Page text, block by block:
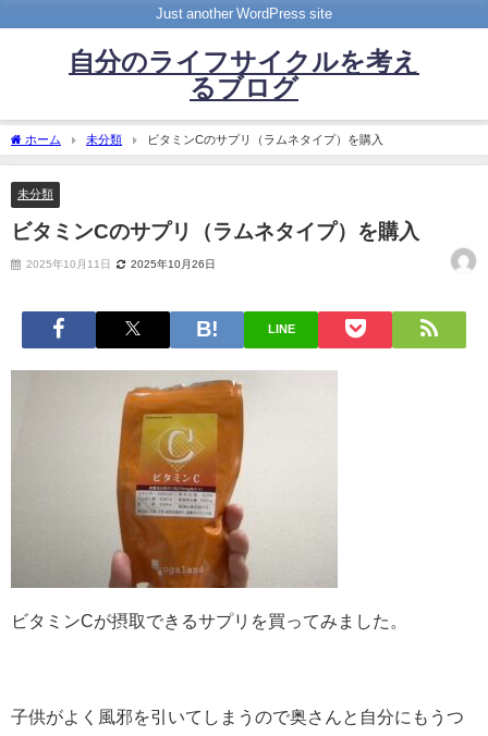
Just another WordPress site
自分のライフサイクルを考え
るブログ
ホーム 未分類 ビタミンCのサプリ（ラムネタイプ）を購入
未分類
ビタミンCのサプリ（ラムネタイプ）を購入
2025年10月11日 2025年10月26日
LINE
ビタミンCが摂取できるサプリを買ってみました。
子供がよく風邪を引いてしまうので奥さんと自分にもうつ